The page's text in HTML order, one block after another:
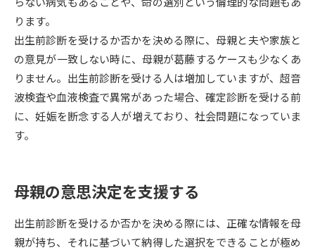
オープンキャンパス検索 実施プログラムから探す
来場型・Web型イベント特集 夢ナビライブ
志望校・出願校を調べる
併願校選び 受験スケジュールを立てよう
ります。
出生前診断を受けるか否かを決める際に、母親と夫や家族と
の意見が一致しない時に、母親が葛藤するケースも少なくあ
りません。出生前診断を受ける人は増加していますが、超音
波検査や血液検査で異常があった場合、確定診断を受ける前
に、妊娠を断念する人が増えており、社会問題になっていま
す。
母親の意思決定を支援する
出生前診断を受けるか否かを決める際には、正確な情報を母
親が持ち、それに基づいて納得した選択をできることが極め